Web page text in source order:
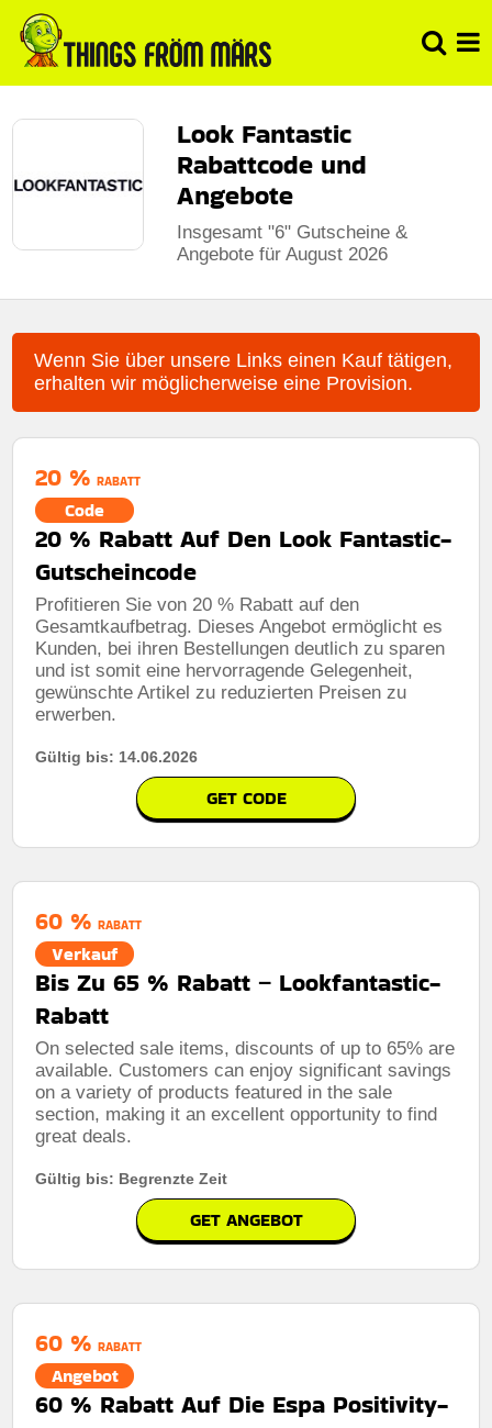
Look Fantastic
Rabattcode und
Angebote
Insgesamt "6" Gutscheine &
Angebote für August 2026
Wenn Sie über unsere Links einen Kauf tätigen,
erhalten wir möglicherweise eine Provision.
20 % RABATT
Code
20 % Rabatt Auf Den Look Fantastic-
Gutscheincode
Profitieren Sie von 20 % Rabatt auf den
Gesamtkaufbetrag. Dieses Angebot ermöglicht es
Kunden, bei ihren Bestellungen deutlich zu sparen
und ist somit eine hervorragende Gelegenheit,
gewünschte Artikel zu reduzierten Preisen zu
erwerben.
Gültig bis: 14.06.2026
GET CODE
60 % RABATT
Verkauf
Bis Zu 65 % Rabatt – Lookfantastic-
Rabatt
On selected sale items, discounts of up to 65% are
available. Customers can enjoy significant savings
on a variety of products featured in the sale
section, making it an excellent opportunity to find
great deals.
Gültig bis: Begrenzte Zeit
GET ANGEBOT
60 % RABATT
Angebot
60 % Rabatt Auf Die Espa Positivity-